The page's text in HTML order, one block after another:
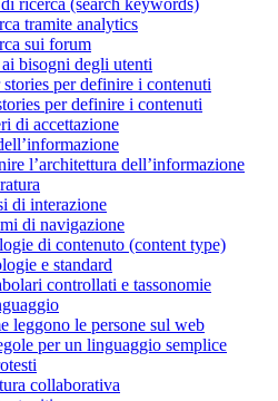
tramite analytics
sui forum
bisogni degli utenti
per definire i contenuti
per definire i contenuti
di accettazione
l’architettura dell’informazione
di interazione
di navigazione
di contenuto (content type)
e standard
controllati e tassonomie
leggono le persone sul web
per un linguaggio semplice
collaborativa